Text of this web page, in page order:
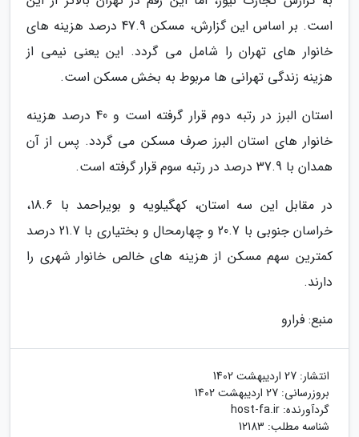
است. بر اساس این گزارش، مسکن 47.9 درصد هزینه های
خانوار های تهران را شامل می گردد. این یعنی نیمی از
هزینه زندگی تهرانی ها مربوط به بخش مسکن است.
استان البرز در رتبه دوم قرار گرفته است و 40 درصد هزینه
خانوار های استان البرز صرف مسکن می گردد. پس از آن
همدان با 37.9 درصد در رتبه سوم قرار گرفته است.
در مقابل این سه استان، کهگیلویه و بویراحمد با 18.6،
خراسان جنوبی با 20.7 و چهارمحال و بختیاری با 21.7 درصد
کمترین سهم مسکن از هزینه های خالص خانوار شهری را
دارند.
منبع: فرارو
انتشار: 27 اردیبهشت 1402
بروزرسانی: 27 اردیبهشت 1402
گردآورنده: host-fa.ir
شناسه مطلب: 12183